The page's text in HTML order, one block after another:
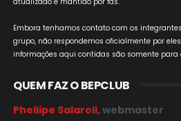
Embora tenhamos contato com os
grupo, não respondemos oficialmente por
informações aqui contidas são somente para
QUEM FAZ O BEPCLUB
Phellipe Salaroli, webmaster